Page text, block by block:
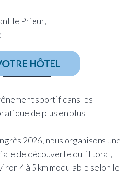
le Prieur,
HÔTEL
sportif dans les
de plus en plus
2026, nous organisons une
de découverte du littoral,
4 à 5 km modulable selon le